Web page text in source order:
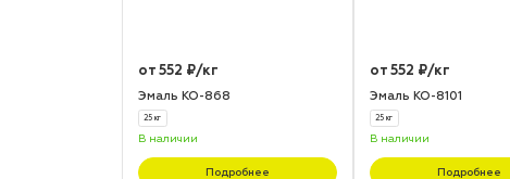
от 552 ₽/кг
Эмаль КО-868
25 кг
В наличии
Подробнее
от 552 ₽/кг
Эмаль КО-8101
25 кг
В наличии
Подробнее